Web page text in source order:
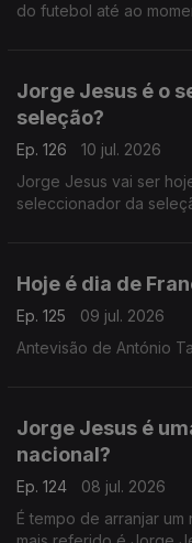
do futebol até ao
Jorge Jesus é o
seleção?
Ep. 126
10 jul. 2026
Jorge Jesus vai ser
seleccionador da
Hoje é dia de
Ep. 125
09 jul. 2026
Antevisão de António
Jorge Jesus é
nacional?
Ep. 124
08 jul. 2026
É tempo de arranjar